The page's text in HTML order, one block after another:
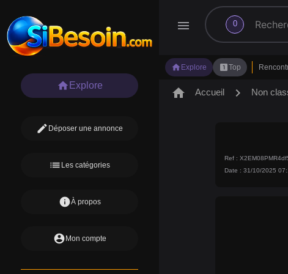
menu 0
search
home Explore looks_oneTop
home Explore
edit Déposer une annonce
list Les catégories
infoÀ propos
account_circle Mon compte
home Accueil chevron_right Non
Ref :
Date : 31/10/2025